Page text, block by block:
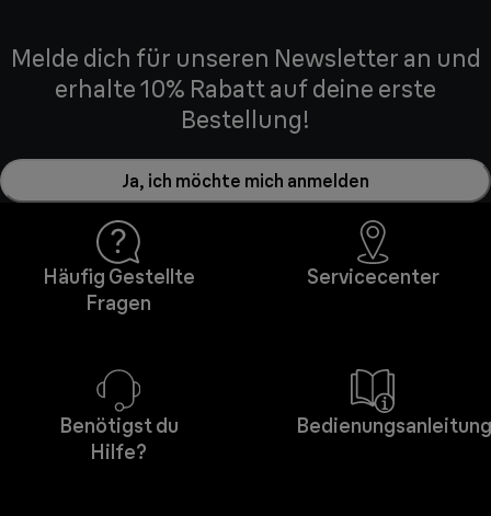
Melde dich für unseren Newsletter an und
erhalte 10% Rabatt auf deine erste
Bestellung!
Ja, ich möchte mich anmelden
Häufig Gestellte
Fragen
Servicecenter
Benötigst du
Hilfe?